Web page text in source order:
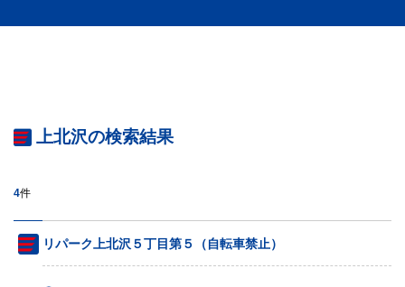
上北沢の検索結果
4件
リパーク上北沢５丁目第５（自転車禁止）